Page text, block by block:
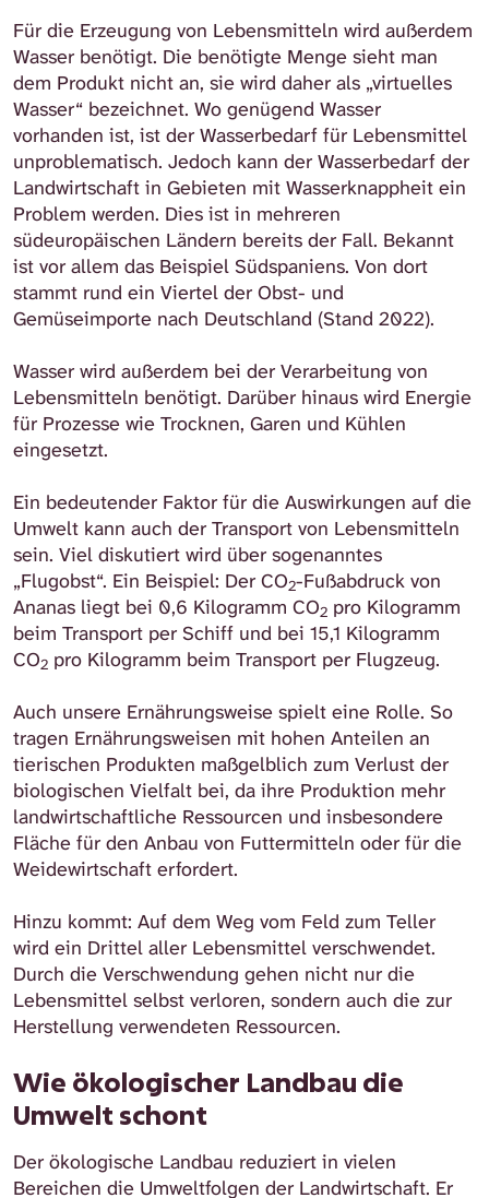
Für die Erzeugung von Lebensmitteln wird außerdem
Wasser benötigt. Die benötigte Menge sieht man
dem Produkt nicht an, sie wird daher als „virtuelles
Wasser“ bezeichnet. Wo genügend Wasser
vorhanden ist, ist der Wasserbedarf für Lebensmittel
unproblematisch. Jedoch kann der Wasserbedarf der
Landwirtschaft in Gebieten mit Wasserknappheit ein
Problem werden. Dies ist in mehreren
südeuropäischen Ländern bereits der Fall. Bekannt
ist vor allem das Beispiel Südspaniens. Von dort
stammt rund ein Viertel der Obst- und
Gemüseimporte nach Deutschland (Stand 2022).
Wasser wird außerdem bei der Verarbeitung von
Lebensmitteln benötigt. Darüber hinaus wird Energie
für Prozesse wie Trocknen, Garen und Kühlen
eingesetzt.
Ein bedeutender Faktor für die Auswirkungen auf die
Umwelt kann auch der Transport von Lebensmitteln
sein. Viel diskutiert wird über sogenanntes
„Flugobst“. Ein Beispiel: Der CO2-Fußabdruck von
Ananas liegt bei 0,6 Kilogramm CO2 pro Kilogramm
beim Transport per Schiff und bei 15,1 Kilogramm
CO2 pro Kilogramm beim Transport per Flugzeug.
Auch unsere Ernährungsweise spielt eine Rolle. So
tragen Ernährungsweisen mit hohen Anteilen an
tierischen Produkten maßgelblich zum Verlust der
biologischen Vielfalt bei, da ihre Produktion mehr
landwirtschaftliche Ressourcen und insbesondere
Fläche für den Anbau von Futtermitteln oder für die
Weidewirtschaft erfordert.
Hinzu kommt: Auf dem Weg vom Feld zum Teller
wird ein Drittel aller Lebensmittel verschwendet.
Durch die Verschwendung gehen nicht nur die
Lebensmittel selbst verloren, sondern auch die zur
Herstellung verwendeten Ressourcen.
Wie ökologischer Landbau die
Umwelt schont
Der ökologische Landbau reduziert in vielen
Bereichen die Umweltfolgen der Landwirtschaft. Er